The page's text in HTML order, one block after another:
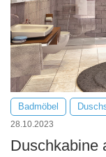
Badmöbel
28.10.2023
Duschkabine